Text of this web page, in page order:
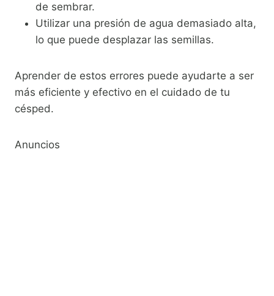
de sembrar.
Utilizar una presión de agua demasiado alta,
lo que puede desplazar las semillas.
Aprender de estos errores puede ayudarte a ser
más eficiente y efectivo en el cuidado de tu
césped.
Anuncios